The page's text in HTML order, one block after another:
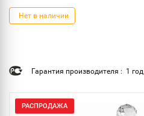
Нет в наличии
Гарантия производителя : 1 год
РАСПРОДАЖА